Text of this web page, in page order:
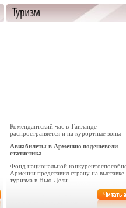
Комендантский час в Таиланде
распространяется и на курортные зоны
Авиабилеты в Армению подешевели –
статистика
Фонд национальной
Армении представил страну на выставке
туризма в Нью-Дели